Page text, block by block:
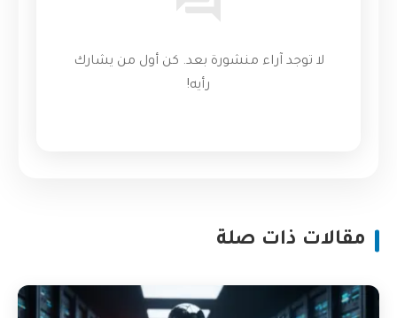
لا توجد آراء منشورة بعد. كن أول من يشارك
رأيه!
مقالات ذات صلة